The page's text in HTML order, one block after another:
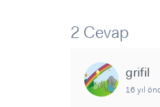
2 Cevap
grifil
16 yıl